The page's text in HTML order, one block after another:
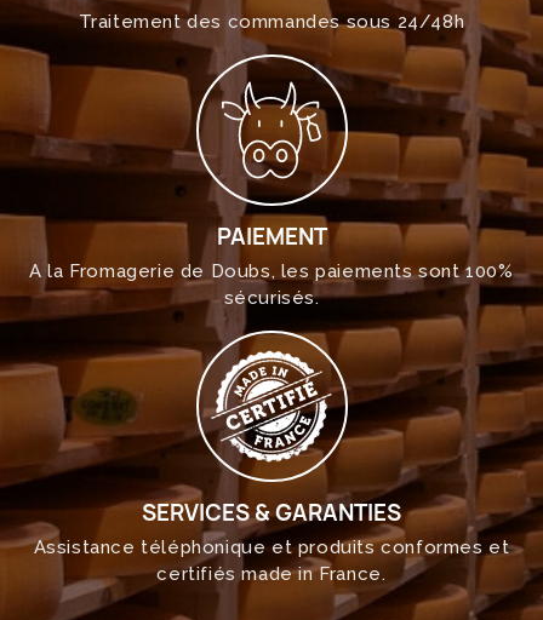
Traitement des commandes sous 24/48h
PAIEMENT
A la Fromagerie de Doubs, les paiements sont 100%
sécurisés.
SERVICES & GARANTIES
Assistance téléphonique et produits conformes et
certifiés made in France.